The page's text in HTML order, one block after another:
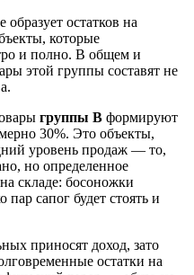
остатков на
которые
и полно. В общем и
этой группы составят не
группы В формируют
30%. Это объекты,
уровень продаж — то,
но определенное
складе: босоножки
пар сапог будет стоять и
приносят доход, зато
остатки на